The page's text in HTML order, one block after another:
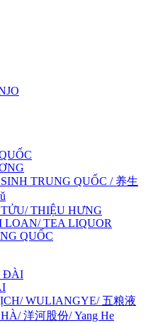
TRUNG QUỐC / 养生
THIỆU HƯNG
TEA LIQUOR
QUỐC
ĐÀI
WULIANGYE/ 五粮液
洋河股份/ Yang He